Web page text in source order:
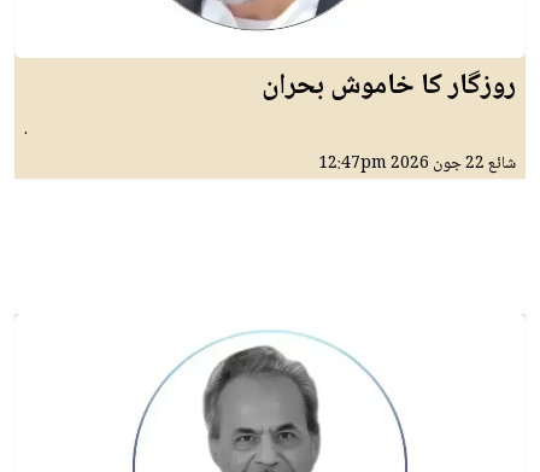
روزگار کا خاموش بحران
.
شائع22 جون 2026 12:47pm